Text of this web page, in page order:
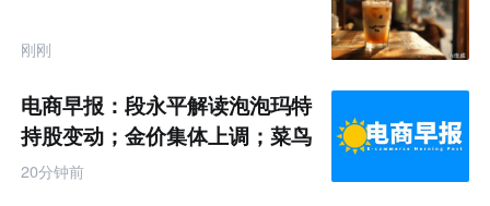
刚刚
电商早报：段永平解读泡泡玛特
持股变动；金价集体上调；菜鸟
推出全球三日达跨境物流
20分钟前